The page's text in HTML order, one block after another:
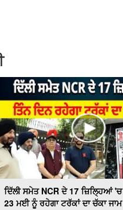
ਦਿੱਲੀ ਸਮੇਤ NCR ਦੇ 17 ਜ਼ਿਲ੍ਹਿਆਂ
23 ਮਈ ਨੂੰ ਰਹੇਗਾ ਟਰੱਕਾਂ ਦਾ ਚੱਕਾ ਜਾਮ